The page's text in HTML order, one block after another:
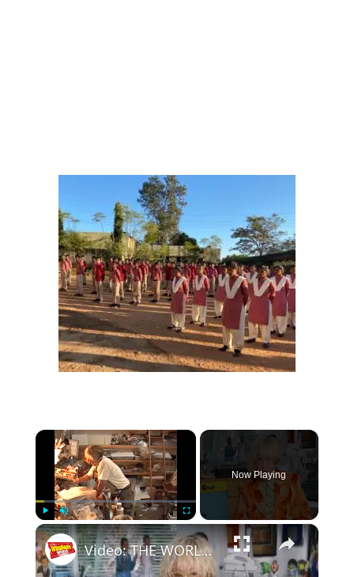
×
Play Unmute Fullscreen
Now Playing
×
Video: THE WORLD ACCORDING TO ALLEE WILLIS Exclusive Film Clip